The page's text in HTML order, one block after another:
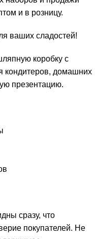
и в розницу.
ваших сладостей!
коробку с
кондитеров, домашних
презентацию.
сразу, что
покупателей. Не